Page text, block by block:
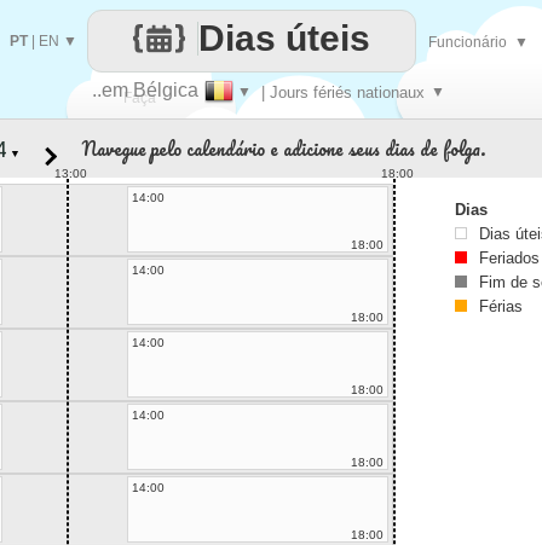
Faça
..em Bélgica ▼ | Jours fériés nationaux ▼
Dias úteis
PT| EN ▼ Funcionário ▼
▼ Navegue pelo calendário e adicione seus dias de folga.
13:00
18:00
14:00
18:00
14:00
18:00
14:00
18:00
14:00
18:00
14:00
18:00
Dias
Dias
Feriados
Fim de
Férias